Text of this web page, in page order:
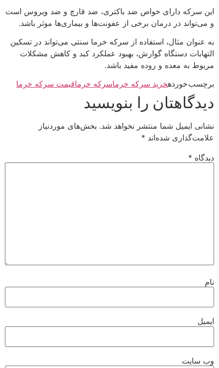
این سرکه دارای خواص ضد باکتری، ضد قارچ و ضد ویروس است
و می‌تواند در درمان برخی از عفونت‌ها و بیماری‌ها موثر باشد.
به عنوان مثال، استفاده از سرکه خرما سنتی می‌تواند در تسکین
التهابات دستگاه گوارش، بهبود عملکرد کبد و کاهش مشکلات
مربوط به معده و روده مفید باشد.
برچسب خوردهخرید سرکه خرماسرکه خرماقیمت سرکه خرما
دیدگاهتان را بنویسید
نشانی ایمیل شما منتشر نخواهد شد. بخش‌های موردنیاز
علامت‌گذاری شده‌اند *
دیدگاه *
نام
ایمیل
وب‌ سایت